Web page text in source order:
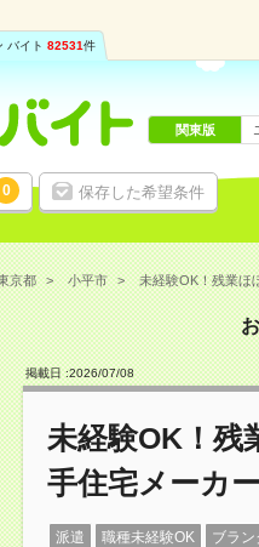
バイト 82531件
0 保存した希望条件
関東版
京都 小平市 未経験OK！残業ほ
掲載日 :2026/07/08
未経験OK！
手住宅メーカ
派遣 職種未経験OK ブラン